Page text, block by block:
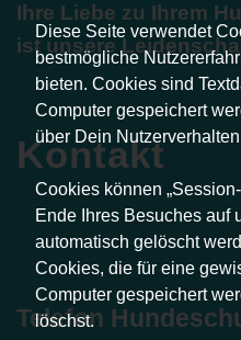
Diese Seite verwendet
bestmögliche
bieten. Cookies sind
Computer gespeichert
über Dein
Cookies können
Ende Ihres Besuches auf
automatisch gelöscht
Cookies, die für eine
Computer gespeichert
löschst.
Ihre Liebe zu Ihrem
ist unsere
Kontakt
Telefon